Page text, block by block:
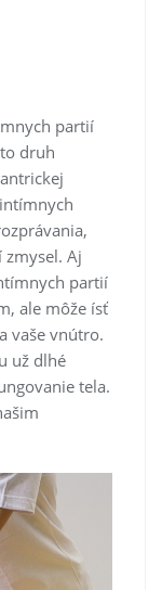
partií
druh
zmysel. Aj
partií
ale môže ísť
vaše vnútro.
už dlhé
tela.